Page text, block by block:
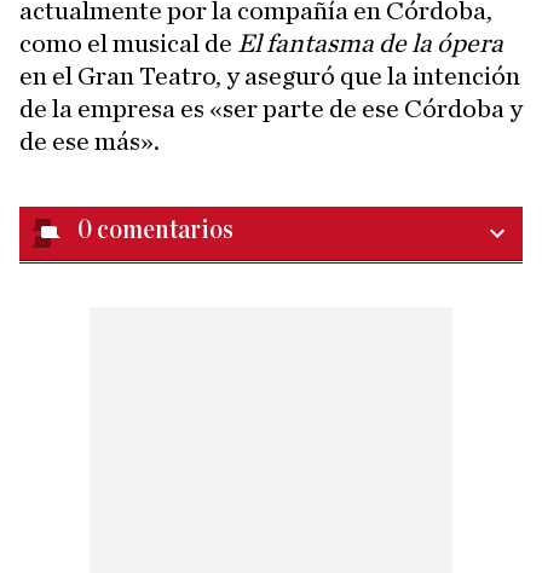
actualmente por la compañía en Córdoba,
como el musical de El fantasma de la ópera
en el Gran Teatro, y aseguró que la intención
de la empresa es «ser parte de ese Córdoba y
de ese más».
0 comentarios